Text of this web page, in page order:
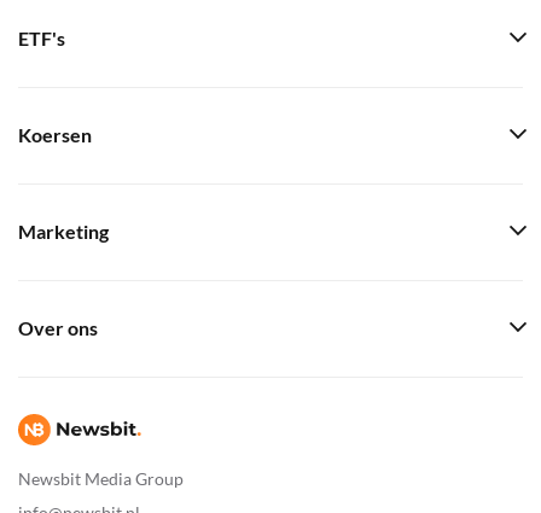
Newsbit Media Group
ETF's
Koersen
Marketing
Over ons